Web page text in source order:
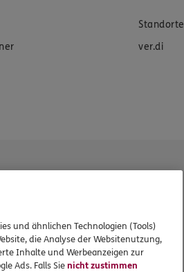
Standorte
ver.di
und ähnlichen Technologien (Tools)
die Analyse der Websitenutzung,
Inhalte und Werbeanzeigen zur
Ads. Falls Sienicht zustimmen